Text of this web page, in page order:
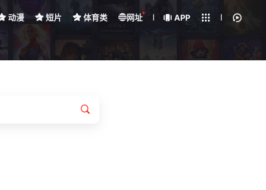
动漫 短片 体育类 网址
+
APP
下载客户端
我的观影记录